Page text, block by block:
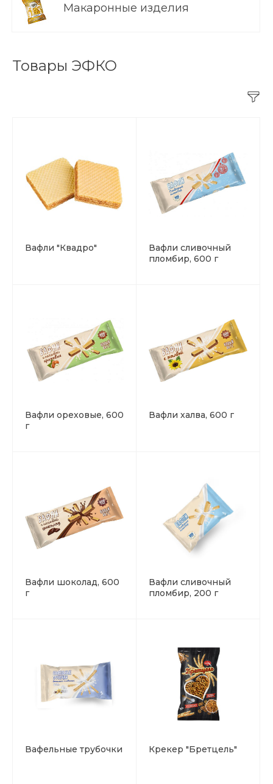
Макаронные изделия
Товары ЭФКО
Вафли "Квадро"
Вафли сливочный
пломбир, 600 г
Вафли ореховые, 600
г
Вафли халва, 600 г
Вафли шоколад, 600
г
Вафли сливочный
пломбир, 200 г
Вафельные трубочки Крекер "Бретцель"